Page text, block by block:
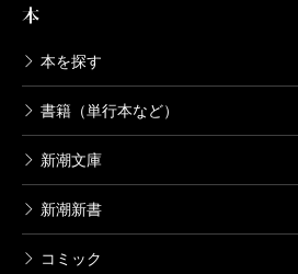
本
本を探す
書籍（単行本など）
新潮文庫
新潮新書
コミック